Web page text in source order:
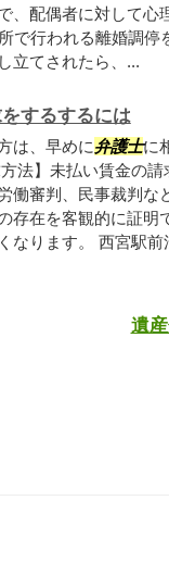
、配偶者に対して心
で行われる離婚調
立てされたら、...
するするには
は、早めに弁護士に
法】未払い賃金の
働審判、民事裁判な
存在を客観的に証明
なります。 西宮駅前
遺